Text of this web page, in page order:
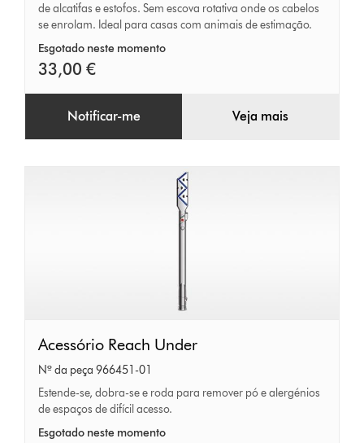
Turbine
de alcatifas e estofos. Sem escova rotativa onde os cabelos
se enrolam. Ideal para casas com animais de estimação.
Esgotado neste momento
33,00 €
Notificar-me Veja mais
Acessório
Reach
Under
Acessório Reach Under
Nº da peça 966451-01
Estende-se, dobra-se e roda para remover pó e alergénios
de espaços de difícil acesso.
Esgotado neste momento